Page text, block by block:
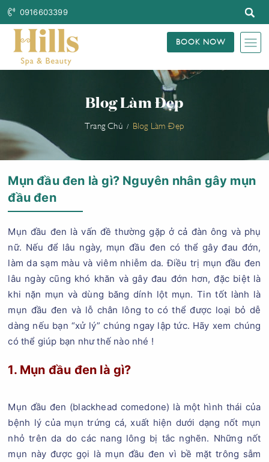
0916603399
BOOK NOW
Blog Làm Đẹp
Trang Chủ Blog Làm Đẹp
Mụn đầu đen là gì? Nguyên nhân gây mụn
đầu đen
Mụn đầu đen là vấn đề thường gặp ở cả đàn ông và phụ
nữ. Nếu để lâu ngày, mụn đầu đen có thể gây đau đớn,
làm da sạm màu và viêm nhiễm da. Điều trị mụn đầu đen
lâu ngày cũng khó khăn và gây đau đớn hơn, đặc biệt là
khi nặn mụn và dùng băng dính lột mụn. Tin tốt lành là
mụn đầu đen và lỗ chân lông to có thể được loại bỏ dễ
dàng nếu bạn “xử lý” chúng ngay lập tức. Hãy xem chúng
có thể giúp bạn như thế nào nhé !
1. Mụn đầu đen là gì?
Mụn đầu đen (blackhead comedone) là một hình thái của
bệnh lý của mụn trứng cá, xuất hiện dưới dạng nốt mụn
nhỏ trên da do các nang lông bị tắc nghẽn. Những nốt
mụn này được gọi là mụn đầu đen vì bề mặt trông sẫm